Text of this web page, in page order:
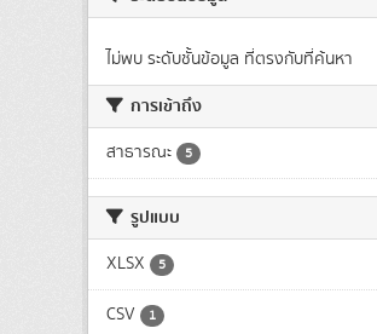
ไม่พบ ระดับชั้นข้อมูล ที่ตรงกับที่ค้นหา
การเข้าถึง
สาธารณะ 5
รูปแบบ
XLSX 5
CSV 1